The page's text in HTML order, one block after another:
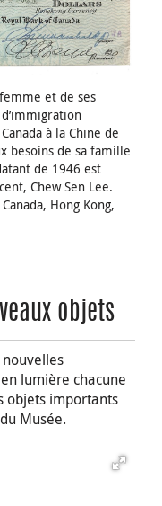
et de ses
à la Chine de
besoins de sa famille
de 1946 est
Chew Sen Lee.
Hong Kong,
objets
lumière chacune
objets importants
Musée.